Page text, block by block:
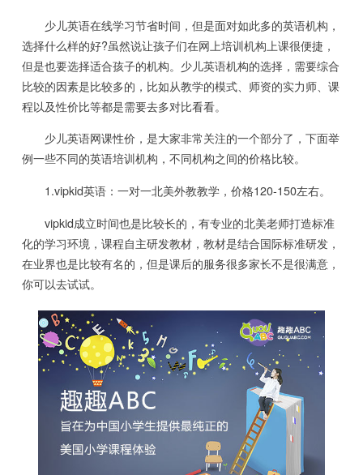
少儿英语在线学习节省时间，但是面对如此多的英语机构，
选择什么样的好?虽然说让孩子们在网上培训机构上课很便捷，
但是也要选择适合孩子的机构。少儿英语机构的选择，需要综合
比较的因素是比较多的，比如从教学的模式、师资的实力师、课
程以及性价比等都是需要去多对比看看。
少儿英语网课性价，是大家非常关注的一个部分了，下面举
例一些不同的英语培训机构，不同机构之间的价格比较。
1.vipkid英语：一对一北美外教教学，价格120-150左右。
vipkid成立时间也是比较长的，有专业的北美老师打造标准
化的学习环境，课程自主研发教材，教材是结合国际标准研发，
在业界也是比较有名的，但是课后的服务很多家长不是很满意，
你可以去试试。